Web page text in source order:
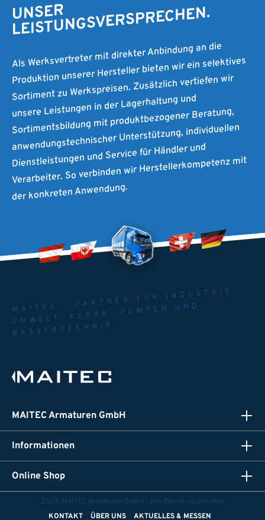
UNSER
LEISTUNGSVERSPRECHEN.
Als Werksvertreter mit direkter Anbindung an die
Produktion unserer Hersteller bieten wir ein selektives
Sortiment zu Werkspreisen. Zusätzlich vertiefen wir
unsere Leistungen in der Lagerhaltung und
Sortimentsbildung mit produktbezogener Beratung,
anwendungstechnischer Unterstützung, individuellen
Dienstleistungen und Service für Händler und
Verarbeiter. So verbinden wir Herstellerkompetenz mit
der konkreten Anwendung.
MAITEC - PARTNER FÜR INDUSTRIE.
UMWELT. AGRAR. PUMPEN UND
WASSERTECHNIK
MAITEC Armaturen GmbH
Informationen
Online Shop
2024, MAITEC Armaturen GmbH - Alle Rechte vorbehalten
KONTAKT
ÜBER UNS AKTUELLES & MESSEN